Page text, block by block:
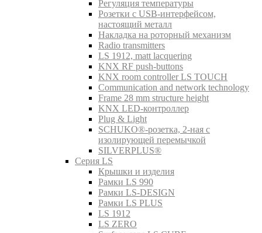
Регуляция температуры
Розетки с USB-интерфейсом,
настоящий металл
Накладка на роторный механизм
Radio transmitters
LS 1912, matt lacquering
KNX RF push-buttons
KNX room controller LS TOUCH
Communication and network technology
Frame 28 mm structure height
KNX LED-контроллер
Plug & Light
SCHUKO®-розетка, 2-ная с
изолирующей перемычкой
SILVERPLUS®
Серия LS
Крышки и изделия
Рамки LS 990
Рамки LS-DESIGN
Рамки LS PLUS
LS 1912
LS ZERO